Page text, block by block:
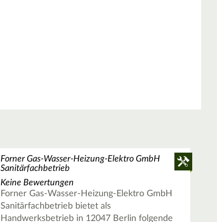
Forner Gas-Wasser-Heizung-Elektro GmbH
Sanitärfachbetrieb
Keine Bewertungen
Forner Gas-Wasser-Heizung-Elektro GmbH
Sanitärfachbetrieb bietet als
Handwerksbetrieb in 12047 Berlin folgende